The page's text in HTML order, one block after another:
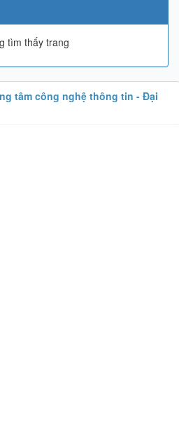
tìm thấy trang
tâm công nghệ thông tin - Đại